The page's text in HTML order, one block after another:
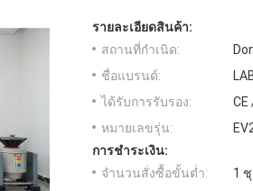
รายละเอียดสินค้า:
สถานที่กำเนิด:
ชื่อแบรนด์:
ได้รับการรับรอง:
CE
หมายเลขรุ่น:
การชำระเงิน:
จำนวนสั่งซื้อขั้นต่ำ:
1